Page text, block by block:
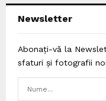
Newsletter
Abonați-vă la
sfaturi și fotografii